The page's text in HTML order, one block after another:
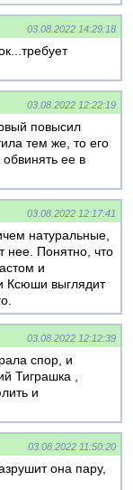
03.08.2022 14:29:18
03.08.2022 12:22:19
повысил
тем же, то его
ее в
03.08.2022 12:17:41
натуральные,
нее. Понятно, что
и
Ксюши выглядит
03.08.2022 12:12:39
спор, и
Тиграшка ,
и
03.08.2022 11:50:20
она пару,